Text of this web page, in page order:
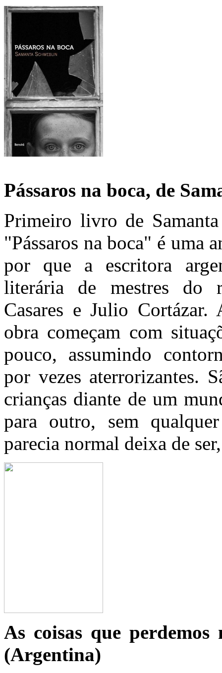
Pássaros na boca, de
Primeiro livro de
"Pássaros na boca" é uma
por que a escritora
literária de mestres do
Casares e Julio
obra começam com
pouco, assumindo
por vezes aterrorizantes.
crianças diante de um
para outro, sem
parecia normal deixa de
As coisas que
(Argentina)